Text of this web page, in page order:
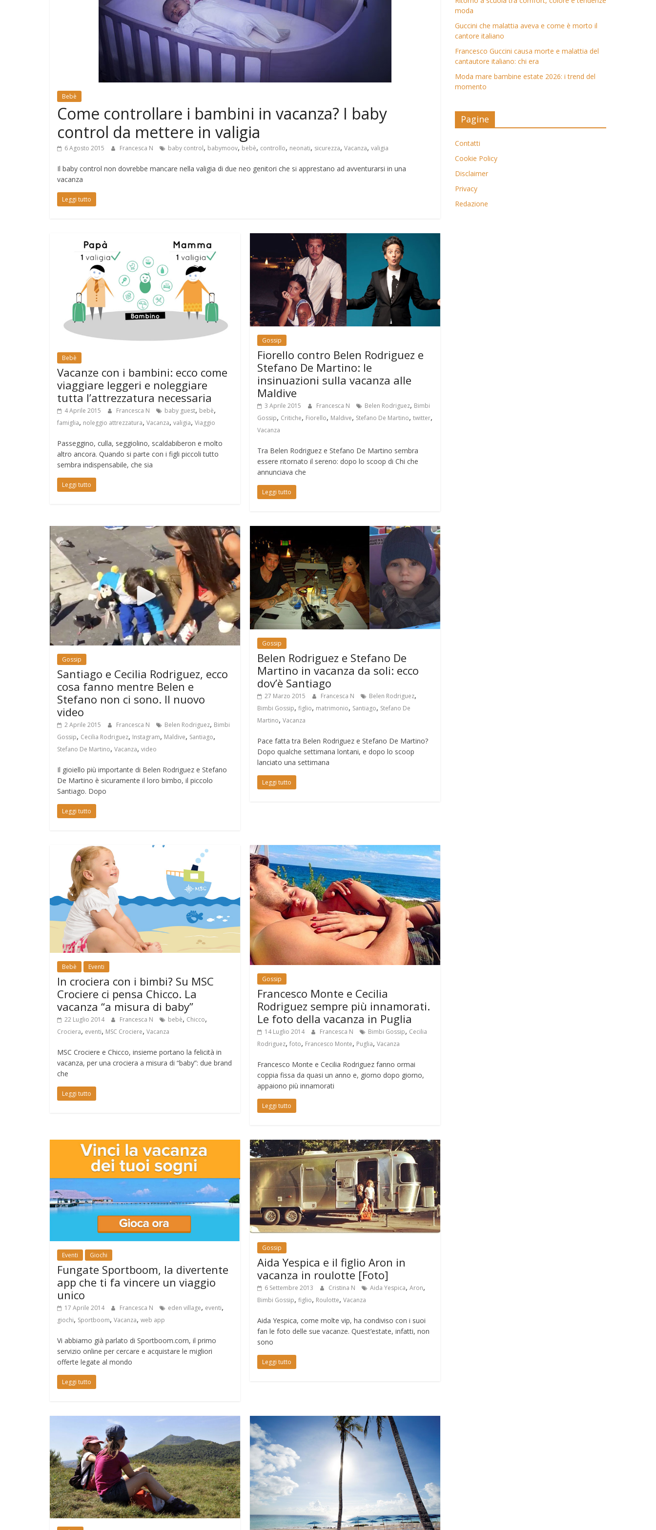
Bebè
Come controllare i bambini in vacanza? I baby
control da mettere in valigia
6 Agosto 2015 Francesca N baby control, babymoov, bebè, controllo, neonati, sicurezza, Vacanza, valigia
Il baby control non dovrebbe mancare nella valigia di due neo genitori che si apprestano ad avventurarsi in una
vacanza
Leggi tutto
Bebè
Vacanze con i bambini: ecco come
viaggiare leggeri e noleggiare
tutta l’attrezzatura necessaria
4 Aprile 2015 Francesca N baby guest, bebè,
famiglia, noleggio attrezzatura, Vacanza, valigia, Viaggio
Passeggino, culla, seggiolino, scaldabiberon e molto
altro ancora. Quando si parte con i figli piccoli tutto
sembra indispensabile, che sia
Leggi tutto
Gossip
Fiorello contro Belen Rodriguez e
Stefano De Martino: le
insinuazioni sulla vacanza alle
Maldive
3 Aprile 2015 Francesca N Belen Rodriguez, Bimbi
Gossip, Critiche, Fiorello, Maldive, Stefano De Martino,twitter,
Vacanza
Tra Belen Rodriguez e Stefano De Martino sembra
essere ritornato il sereno: dopo lo scoop di Chi che
annunciava che
Leggi tutto
Gossip
Santiago e Cecilia Rodriguez, ecco
cosa fanno mentre Belen e
Stefano non ci sono. Il nuovo
video
2 Aprile 2015 Francesca N Belen Rodriguez, Bimbi
Gossip, Cecilia Rodriguez, Instagram, Maldive, Santiago,
Stefano De Martino, Vacanza, video
Il gioiello più importante di Belen Rodriguez e Stefano
De Martino è sicuramente il loro bimbo, il piccolo
Santiago. Dopo
Leggi tutto
Gossip
Belen Rodriguez e Stefano De
Martino in vacanza da soli: ecco
dov’è Santiago
27 Marzo 2015 Francesca N Belen Rodriguez,
Bimbi Gossip,figlio, matrimonio, Santiago, Stefano De
Martino,Vacanza
Pace fatta tra Belen Rodriguez e Stefano De Martino?
Dopo qualche settimana lontani, e dopo lo scoop
lanciato una settimana
Leggi tutto
Bebè Eventi
In crociera con i bimbi? Su MSC
Crociere ci pensa Chicco. La
vacanza “a misura di baby”
22 Luglio 2014 Francesca N bebè, Chicco,
Crociera, eventi, MSC Crociere, Vacanza
MSC Crociere e Chicco, insieme portano la felicità in
vacanza, per una crociera a misura di “baby”: due brand
che
Leggi tutto
Gossip
Francesco Monte e Cecilia
Rodriguez sempre più innamorati.
Le foto della vacanza in Puglia
14 Luglio 2014 Francesca N Bimbi Gossip, Cecilia
Rodriguez,foto, Francesco Monte, Puglia,Vacanza
Francesco Monte e Cecilia Rodriguez fanno ormai
coppia fissa da quasi un anno e, giorno dopo giorno,
appaiono più innamorati
Leggi tutto
Eventi Giochi
Fungate Sportboom, la divertente
app che ti fa vincere un viaggio
unico
17 Aprile 2014 Francesca N eden village, eventi,
giochi, Sportboom, Vacanza, web app
Vi abbiamo già parlato di Sportboom.com, il primo
servizio online per cercare e acquistare le migliori
offerte legate al mondo
Leggi tutto
Gossip
Aida Yespica e il figlio Aron in
vacanza in roulotte [Foto]
6 Settembre 2013 Cristina N Aida Yespica,Aron,
Bimbi Gossip,figlio, Roulotte,Vacanza
Aida Yespica, come molte vip, ha condiviso con i suoi
fan le foto delle sue vacanze. Quest’estate, infatti, non
sono
Leggi tutto
moda
Guccini che malattia aveva e come è morto il
cantore italiano
Francesco Guccini causa morte e malattia del
cantautore italiano: chi era
Moda mare bambine estate 2026: i trend del
momento
Pagine
Contatti
Cookie Policy
Disclaimer
Privacy
Redazione